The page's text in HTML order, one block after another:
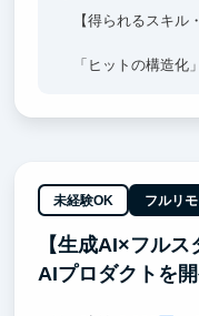
【得られるスキル
「ヒットの構造化
を投下すれば最大
る経営的視点。
「0→100」のIPビ
既存IPはもちろん
未経験OK フルリ
【生成AI×フル
AIプロダクトを